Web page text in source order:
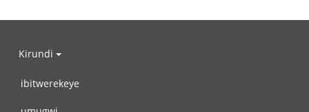
Kirundi
ibitwerekeye